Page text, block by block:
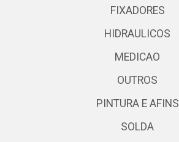
FIXADORES
HIDRAULICOS
MEDICAO
OUTROS
PINTURA E AFINS
SOLDA